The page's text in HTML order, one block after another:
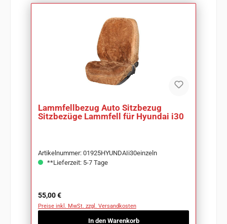
Lammfellbezug Auto Sitzbezug
Sitzbezüge Lammfell für Hyundai i30
Artikelnummer: 01925HYUNDAIi30einzeln
**Lieferzeit: 5-7 Tage
Regulärer Preis:
55,00 €
Preise inkl. MwSt. zzgl. Versandkosten
In den Warenkorb